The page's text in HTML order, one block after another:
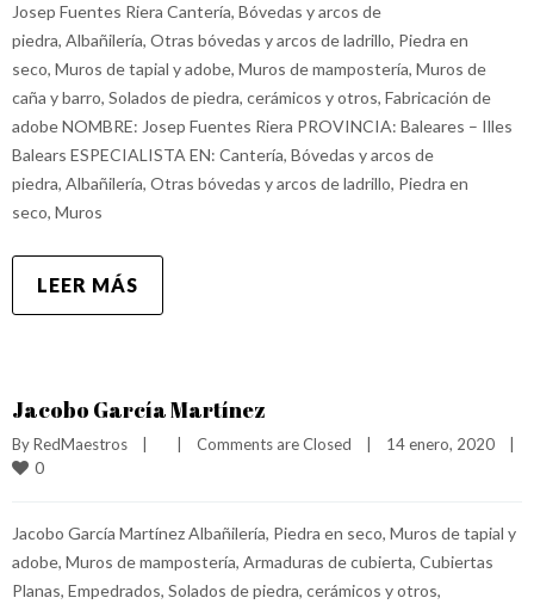
Josep Fuentes Riera Cantería, Bóvedas y arcos de
piedra, Albañilería, Otras bóvedas y arcos de ladrillo, Piedra en
seco, Muros de tapial y adobe, Muros de mampostería, Muros de
caña y barro, Solados de piedra, cerámicos y otros, Fabricación de
adobe NOMBRE: Josep Fuentes Riera PROVINCIA: Baleares – Illes
Balears ESPECIALISTA EN: Cantería, Bóvedas y arcos de
piedra, Albañilería, Otras bóvedas y arcos de ladrillo, Piedra en
seco, Muros
LEER MÁS
Jacobo García Martínez
By RedMaestros Comments are Closed 14 enero, 2020
0
Jacobo García Martínez Albañilería, Piedra en seco, Muros de tapial y
adobe, Muros de mampostería, Armaduras de cubierta, Cubiertas
Planas, Empedrados, Solados de piedra, cerámicos y otros,